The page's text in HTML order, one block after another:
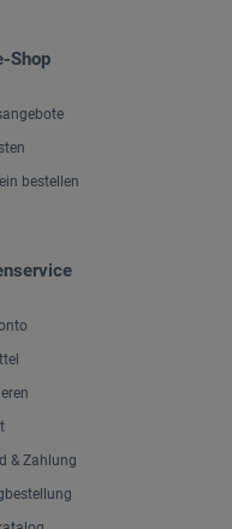
Shop
bestellen
& Zahlung